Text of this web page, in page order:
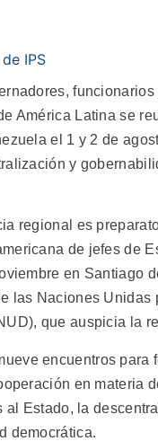
IPS
funcionarios
América Latina se
el 1 y 2 de
y
regional es
de jefes de
en Santiago
las Naciones Unidas
que auspicia la
encuentros para
en materia
al Estado, la
democrática.